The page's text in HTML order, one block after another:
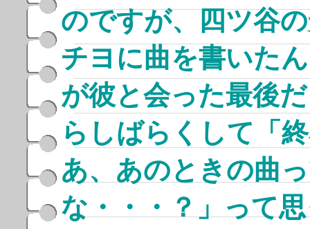
のですが、四ツ谷
チヨに曲を書いた
が彼と会った最後
らしばらくして「
あ、あのときの曲
な・・・？」って